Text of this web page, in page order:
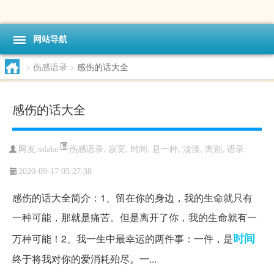
网站导航
> 伤感语录 > 感伤的话大全
感伤的话大全
网友:sslake 伤感语录, 寂寞, 时间, 是一种, 淡淡, 离别, 语录
2020-09-17 05:27:38
感伤的话大全简介：1、留在你的身边，我的生命就只有
一种可能，那就是痛苦。但是离开了你，我的生命就有一
万种可能！2、我一生中最幸运的两件事：一件，是时间
终于将我对你的爱消耗殆尽。一...